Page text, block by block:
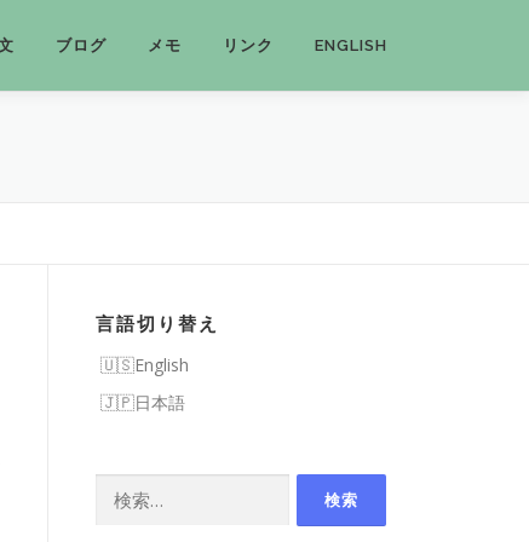
ブログ メモ リンク ENGLISH
言語切り替え
English
日本語